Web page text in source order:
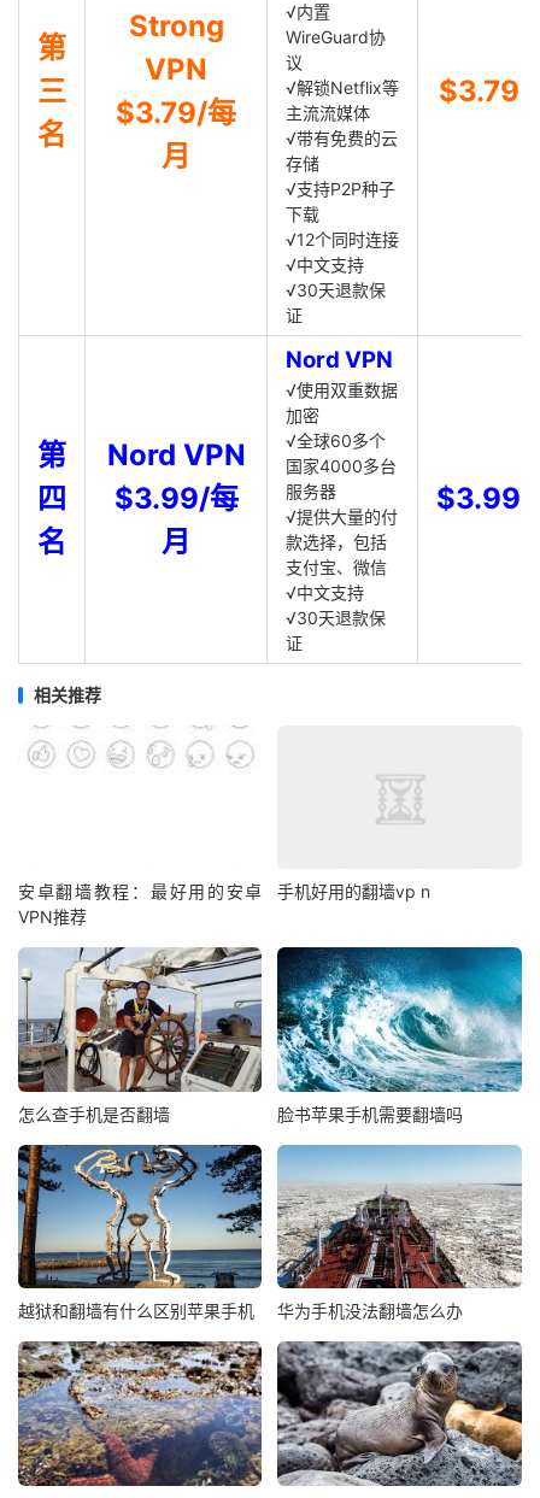
第
三
名
Strong
VPN
$3.79/每
月
√内置
WireGuard协
议
√解锁Netflix等
主流流媒体
√带有免费的云
存储
√支持P2P种子
下载
√12个同时连接
√中文支持
√30天退款保
证
$3.79
第
四
名
Nord VPN
$3.99/每
月
Nord VPN
√使用双重数据
加密
√全球60多个
国家4000多台
服务器
√提供大量的付
款选择，包括
支付宝、微信
√中文支持
√30天退款保
证
$3.99
相关推荐
安卓翻墙教程：最好用的安卓
VPN推荐
手机好用的翻墙vp n
怎么查手机是否翻墙 脸书苹果手机需要翻墙吗
越狱和翻墙有什么区别苹果手机 华为手机没法翻墙怎么办